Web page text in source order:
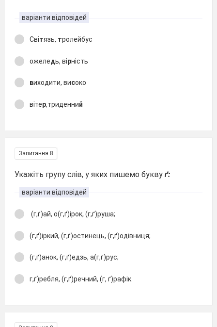
варіанти відповідей
Світязь, тролейбус
ожеледь, вірність
виходити, високо
вітер,триденний
Запитання 8
Укажіть групу слів, у яких пишемо букву ґ:
варіанти відповідей
(г,ґ)ай, о(г,ґ)ірок, (г,ґ)руша;
(г,ґ)іркий, (г,ґ)остинець, (г,ґ)одівниця;
(г,ґ)анок, (г,ґ)едзь, а(г,ґ)рус;
г,ґ)ребля, (г,ґ)речний, (г, ґ)рафік.